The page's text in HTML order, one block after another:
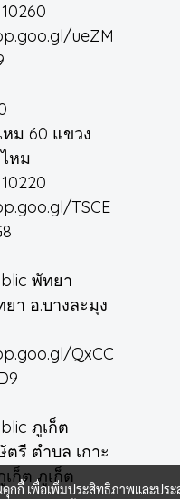
ueZM
หม 60 แขวง
หม
TSCE
พัทยา
า อ.บางละมุง
QxCC
ภูเก็ต
รี ตำบล เกาะ
ก็ต ภูเก็ต
คุกกี้ เพื่อเพิ่มประสิทธิภาพและปร